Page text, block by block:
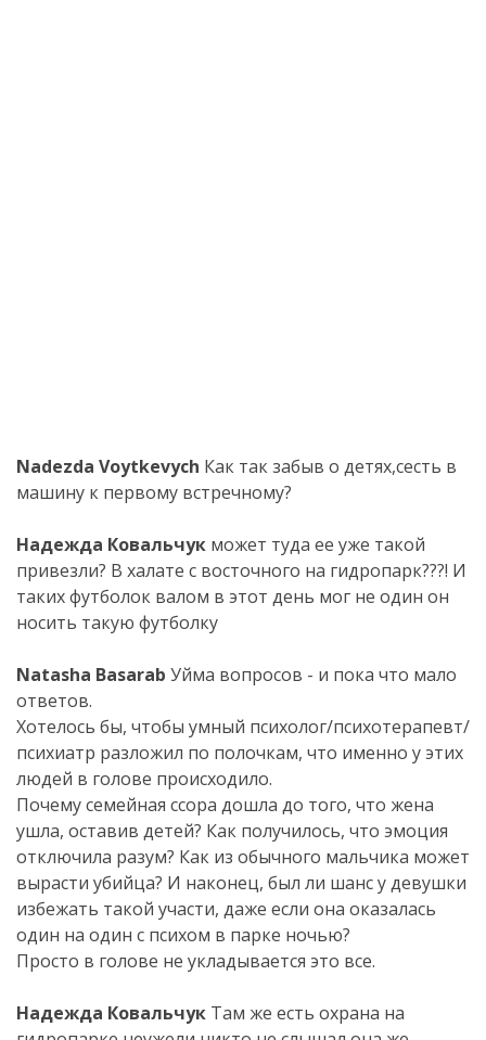
Nadezda Voytkevych Как так забыв о детях,сесть в
машину к первому встречному?
Надежда Ковальчук может туда ее уже такой
привезли? В халате с восточного на гидропарк???! И
таких футболок валом в этот день мог не один он
носить такую футболку
Natasha Basarab Уйма вопросов - и пока что мало
ответов.
Хотелось бы, чтобы умный психолог/психотерапевт/
психиатр разложил по полочкам, что именно у этих
людей в голове происходило.
Почему семейная ссора дошла до того, что жена
ушла, оставив детей? Как получилось, что эмоция
отключила разум? Как из обычного мальчика может
вырасти убийца? И наконец, был ли шанс у девушки
избежать такой участи, даже если она оказалась
один на один с психом в парке ночью?
Просто в голове не укладывается это все.
Надежда Ковальчук Там же есть охрана на